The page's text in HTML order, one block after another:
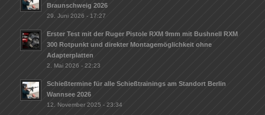
Braunschweig 2026
29. Juni 2026 - 17:27
Erster Test mit der Ruger Pistole RXM 9mm mit Bushnell RXM
300 Rotpunkt und direkter Montagemöglichkeit ohne
Adapterplatten
2. Mai 2026 - 22:23
Schießtermine für alle Schießtrainings am Standort Berlin
Wannsee 2026
12. November 2025 - 23:34